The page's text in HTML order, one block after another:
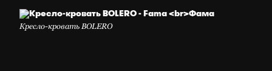
Кресло-кровать BOLERO